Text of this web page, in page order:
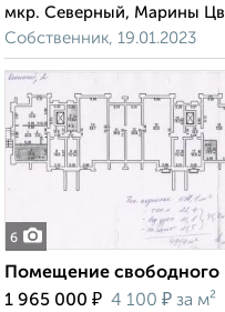
мкр. Северный, Марины
Собственник, 19.01.2023
6
Помещение свободного
1 965 000 ₽ 4 100 ₽ за м²